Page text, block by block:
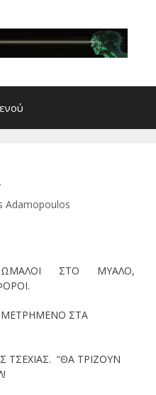
Adamopoulos
ΣΤΟ ΜΥΑΛΟ,
ΣΤΑ
“ΘΑ ΤΡΙΖΟΥΝ